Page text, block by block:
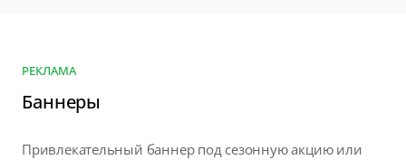
РЕКЛАМА
Баннеры
Привлекательный баннер под сезонную акцию или